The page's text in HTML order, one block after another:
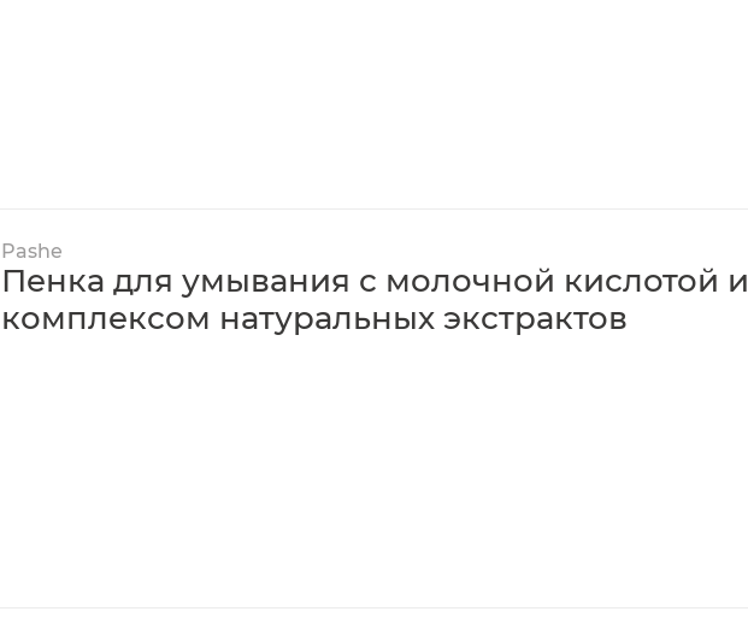
Pashe
Пенка для умывания с молочной кислотой и
комплексом натуральных экстрактов